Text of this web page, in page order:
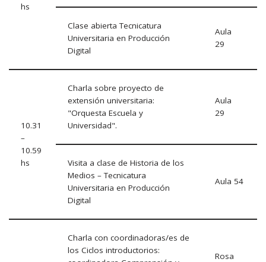
hs
Clase abierta Tecnicatura
Universitaria en Producción
Digital
Aula
29
10.31
–
10.59
hs
Charla sobre proyecto de
extensión universitaria:
"Orquesta Escuela y
Universidad".
Aula
29
Visita a clase de Historia de los
Medios – Tecnicatura
Universitaria en Producción
Digital
Aula 54
Charla con coordinadoras/es de
los Ciclos introductorios:
Rosa